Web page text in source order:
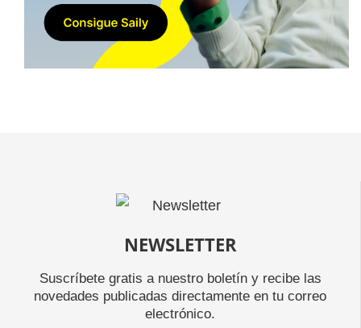
NEWSLETTER
Suscríbete gratis a nuestro boletín y recibe las
novedades publicadas directamente en tu correo
electrónico.